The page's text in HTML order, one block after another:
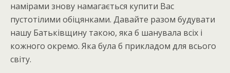
намірами знову намагається купити Вас
пустотілими обіцянками. Давайте разом будувати
нашу Батьківщину такою, яка б шанувала всіх і
кожного окремо. Яка була б прикладом для всього
світу.